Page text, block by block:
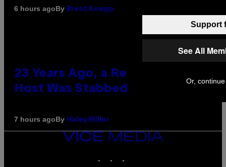
6 hours agoBy Brent Koepp
23 Years Ago, a Reality TV Show
Host Was Stabbed on Air
7 hours agoBy Haley Miller
VICE
MEDIA
Support
See All
Or,